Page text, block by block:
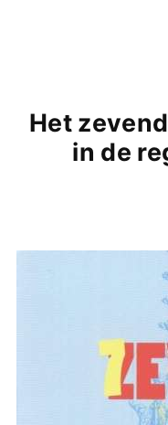
Het
in de